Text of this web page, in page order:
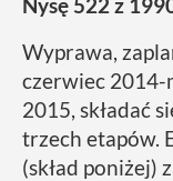
Wyprawa,
czerwiec 2014-
2015, składać
trzech etapów.
(skład poniżej)